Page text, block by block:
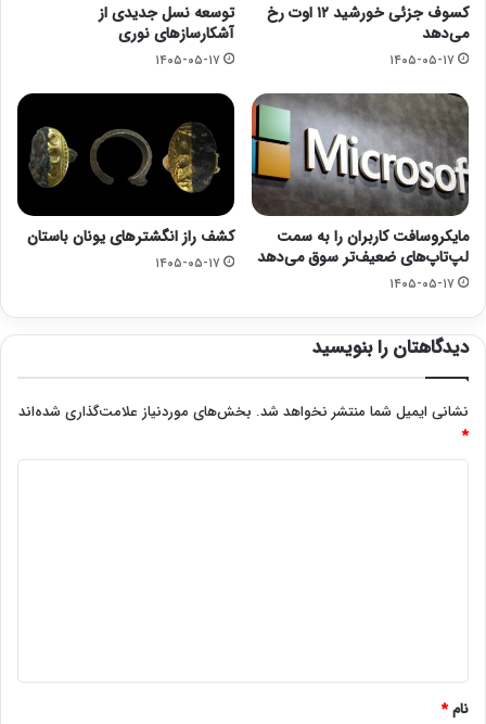
کسوف جزئی خورشید ۱۲ اوت رخ
می‌دهد
۱۴۰۵-۰۵-۱۷
توسعه نسل جدیدی از
آشکارسازهای نوری
۱۴۰۵-۰۵-۱۷
مایکروسافت کاربران را به سمت
لپ‌تاپ‌های ضعیف‌تر سوق می‌دهد
۱۴۰۵-۰۵-۱۷
کشف راز انگشترهای یونان باستان
۱۴۰۵-۰۵-۱۷
دیدگاهتان را بنویسید
نشانی ایمیل شما منتشر نخواهد شد. بخش‌های موردنیاز علامت‌گذاری شده‌اند
*
نام*